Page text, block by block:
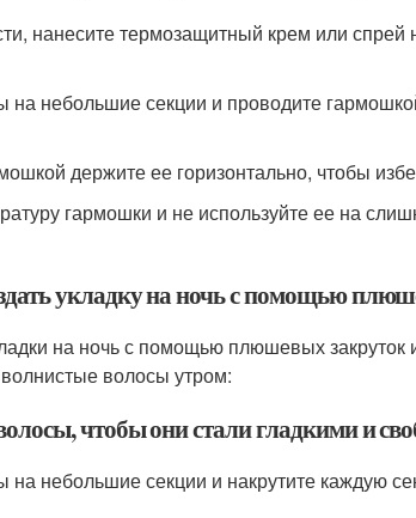
нанесите термозащитный крем или спрей
на небольшие секции и проводите
держите ее горизонтально, чтобы
гармошки и не используйте ее на
укладку на ночь с помощью
на ночь с помощью плюшевых закруток
волосы утром:
чтобы они стали гладкими и
на небольшие секции и накрутите каждую